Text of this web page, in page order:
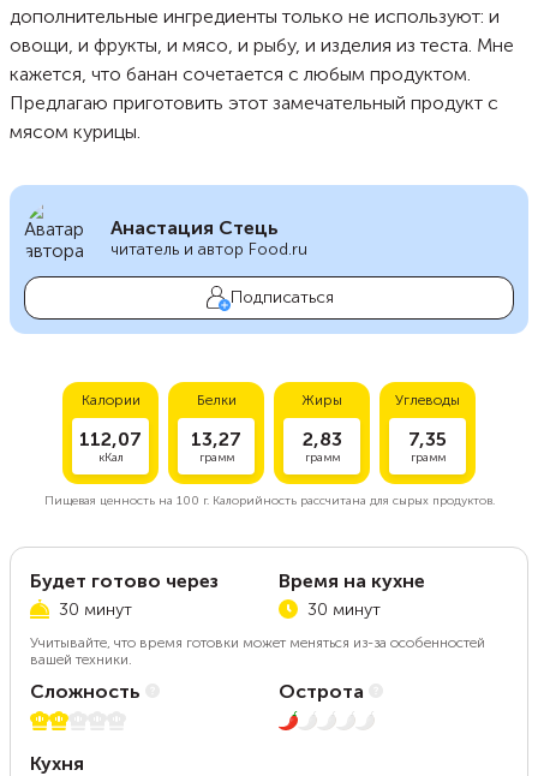
дополнительные ингредиенты только не используют: и
овощи, и фрукты, и мясо, и рыбу, и изделия из теста. Мне
кажется, что банан сочетается с любым продуктом.
Предлагаю приготовить этот замечательный продукт с
мясом курицы.
Анастация Стець
читатель и автор Food.ru
Подписаться
Калории
112,07
кКал
Белки
13,27
грамм
Жиры
2,83
грамм
Углеводы
7,35
грамм
Пищевая ценность на 100 г.Калорийность рассчитана для сырых продуктов.
Будет готово через
30 минут
Время на кухне
30 минут
Учитывайте, что время готовки может меняться из-за особенностей
вашей техники.
Сложность
2 из 5
Острота
1 из 5
Кухня